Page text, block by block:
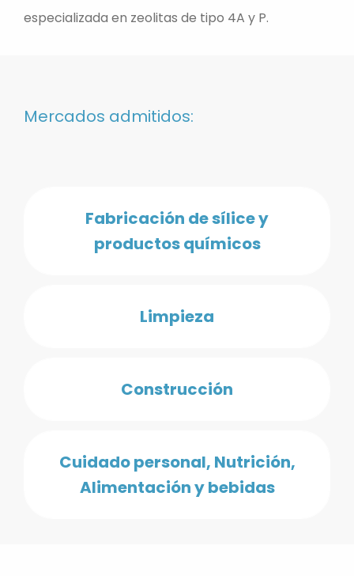
especializada en zeolitas de tipo 4A y P.
Mercados admitidos:
Fabricación de sílice y
productos químicos
Limpieza
Construcción
Cuidado personal, Nutrición,
Alimentación y bebidas